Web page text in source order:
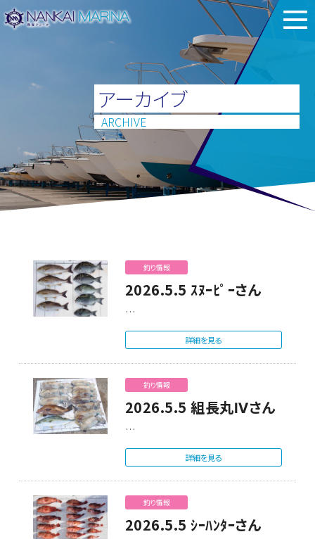
アーカイブ
ARCHIVE
釣り情報
2026.5.5 ｽﾇｰﾋﾟｰさん
…
詳細を見る
釣り情報
2026.5.5 組長丸Ⅳさん
…
詳細を見る
釣り情報
2026.5.5 ｼｰﾊﾝﾀｰさん